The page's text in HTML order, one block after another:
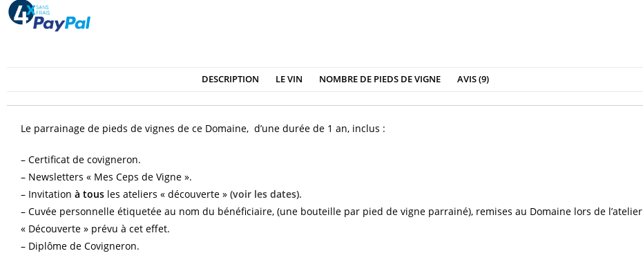
DESCRIPTION LE VIN NOMBRE DE PIEDS DE VIGNE AVIS (9)
Le parrainage de pieds de vignes de ce Domaine, d’une durée de 1 an, inclus :
– Certificat de covigneron.
– Newsletters « Mes Ceps de Vigne ».
– Invitation à tous les ateliers « découverte » (voir les dates).
– Cuvée personnelle étiquetée au nom du bénéficiaire, (une bouteille par pied de vigne parrainé), remises au Domaine lors de l’atelier
« Découverte » prévu à cet effet.
– Diplôme de Covigneron.